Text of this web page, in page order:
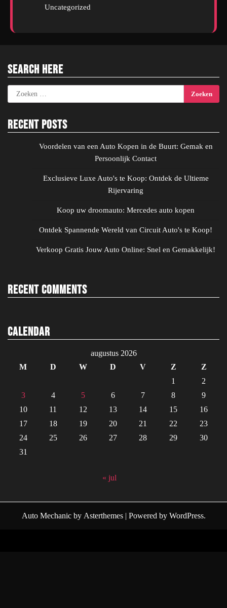
Uncategorized
Search Here
Zoeken
naar:
Recent Posts
Voordelen van een Auto Kopen in de Buurt: Gemak en
Persoonlijk Contact
Exclusieve Luxe Auto's te Koop: Ontdek de Ultieme
Rijervaring
Koop uw droomauto: Mercedes auto kopen
Ontdek Spannende Wereld van Circuit Auto's te Koop!
Verkoop Gratis Jouw Auto Online: Snel en Gemakkelijk!
Recent Comments
Calendar
augustus 2026
M
D W D V Z
Z
1
2
3
4 5 6 7 8
9
10
11 12 13 14 15
16
17
18 19 20 21 22
23
24
25 26 27 28 29
30
31
« jul
Auto Mechanicby Asterthemes| Powered by WordPress.